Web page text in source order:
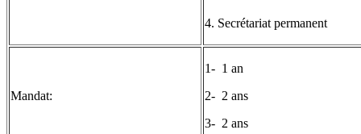
4. Secrétariat permanent
Mandat:
1- 1 an
2- 2 ans
3- 2 ans